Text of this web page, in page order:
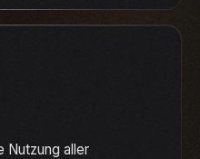
Nutzung aller